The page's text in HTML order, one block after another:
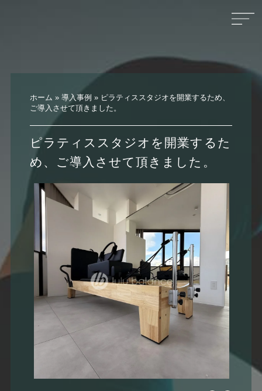
ホーム » 導入事例 » ピラティススタジオを開業するため、
ご導入させて頂きました。
ピラティススタジオを開業するた
め、ご導入させて頂きました。